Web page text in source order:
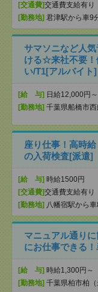
[交通費]交通費支給有り
[勤務地] 君津駅から車9
サマソニなど人
ける☆来社不要！
い/T1[アルバイト]
[給 与] 日給12,000円～
[勤務地] 千葉県船橋市西
座り仕事！高時
の入荷検査[派遣]
[給 与] 時給1500円
[交通費]交通費支給有り
[勤務地] 八幡宿駅から
マニュアル通り
にお仕事できる
[給 与] 時給1,300円～
[勤務地] 千葉県柏市柏（